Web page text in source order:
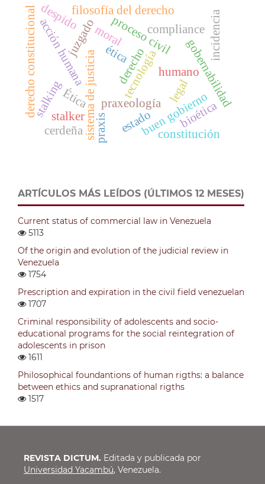
proceso civil
sistema de justicia tecnología
Ética
moral
legal
humano
derecho
praxeología
praxis
acción humana compliance
buen gobierno
gobernabilidad
estado
filosofía del derecho
ética
derecho constitucionalstalkingstalker
constitución
incidencia
juzgado
cerdeña
bioética
despido
ARTÍCULOS MÁS LEÍDOS (ÚLTIMOS 12 MESES)
Current status of commercial law in Venezuela
5113
Of the origin and evolution of the judicial review in
Venezuela
1754
Prescription and expiration in the civil field venezuelan
1707
Criminal responsibility of adolescents and socio-
educational programs for the social reintegration of
adolescents in prison
1611
Philosophical foundantions of human rigths: a balance
between ethics and supranational rigths
1517
REVISTA DICTUM. Editada y publicada por
Universidad Yacambú, Venezuela.